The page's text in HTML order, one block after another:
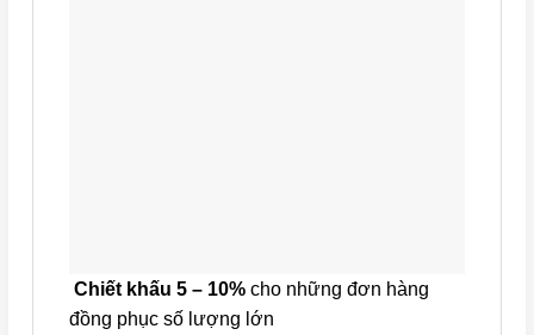
Chiết khấu 5 – 10%cho những đơn hàng
đồng phục số lượng lớn